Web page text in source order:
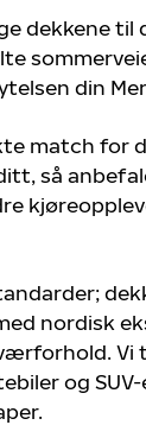
dekkene til
din
match for
så
nordisk
Vi
og SUV-